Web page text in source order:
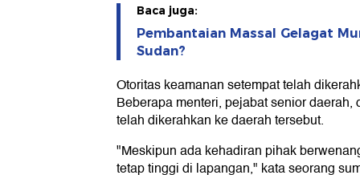
Baca juga:
Pembantaian Massal Gelagat
Sudan?
Otoritas keamanan setempat telah
Beberapa menteri, pejabat senior daerah,
telah dikerahkan ke daerah tersebut.
"Meskipun ada kehadiran pihak
tetap tinggi di lapangan," kata seorang